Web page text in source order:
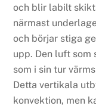
och blir labilt
närmast
och börjar stiga
upp. Den luft
som i sin tur
Detta vertikala
konvektion, men